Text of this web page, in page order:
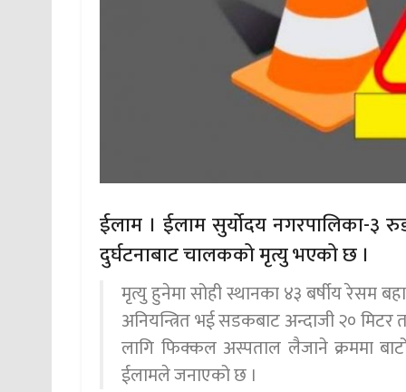
ईलाम । ईलाम सुर्योदय नगरपालिका-
दुर्घटनाबाट चालकको मृत्यु भएको छ ।
मृत्यु हुनेमा सोही स्थानका ४३ बर्षीय
अनियन्त्रित भई सडकबाट अन्दाजी २०
लागि फिक्कल अस्पताल लैजाने क्रममा
ईलामले जनाएको छ ।